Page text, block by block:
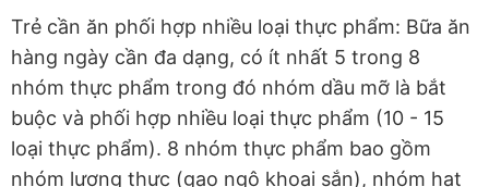
Trẻ cần ăn phối hợp nhiều loại thực phẩm: Bữa ăn
hàng ngày cần đa dạng, có ít nhất 5 trong 8
nhóm thực phẩm trong đó nhóm dầu mỡ là bắt
buộc và phối hợp nhiều loại thực phẩm (10 - 15
loại thực phẩm). 8 nhóm thực phẩm bao gồm
nhóm lương thực (gạo ngô khoai sắn), nhóm hạt